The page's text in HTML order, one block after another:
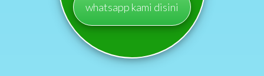
whatsapp kami disini